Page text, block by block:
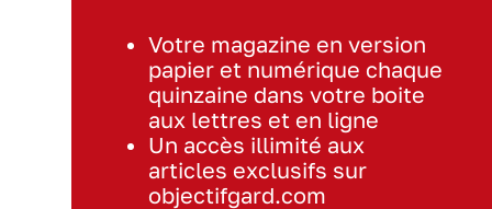
Votre magazine en version
papier et numérique chaque
quinzaine dans votre boite
aux lettres et en ligne
Un accès illimité aux
articles exclusifs sur
objectifgard.com